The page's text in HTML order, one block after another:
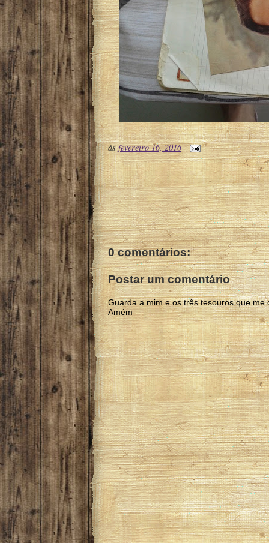
àsfevereiro 16, 2016
0 comentários:
Postar um comentário
Guarda a mim e os três tesouros que me
Amém